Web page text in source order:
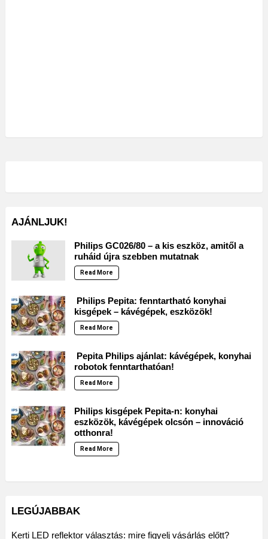
AJÁNLJUK!
Philips GC026/80 – a kis eszköz, amitől a
ruháid újra szebben mutatnak
Read More
Philips Pepita: fenntartható konyhai
kisgépek – kávégépek, eszközök!
Read More
Pepita Philips ajánlat: kávégépek, konyhai
robotok fenntarthatóan!
Read More
Philips kisgépek Pepita-n: konyhai
eszközök, kávégépek olcsón – innováció
otthonra!
Read More
LEGÚJABBAK
Kerti LED reflektor választás: mire figyelj vásárlás előtt?